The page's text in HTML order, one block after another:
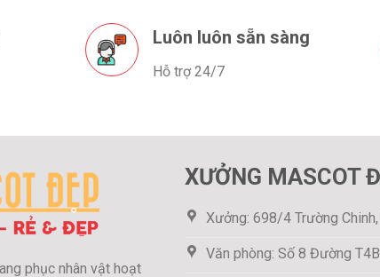
Luôn luôn sẵn sàng
Hỗ trợ 24/7
phục nhân vật hoạt
XƯỞNG MASCOT
Xưởng: 698/4 Trường
Văn phòng: Số 8 Đường